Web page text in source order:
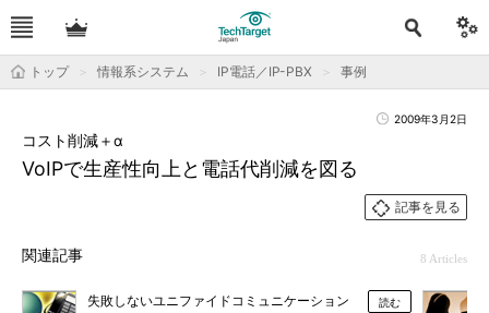
トップ 情報系システム IP電話／IP-PBX 事例
2009年3月2日
VoIPで生産性向上と電話代削減を図る
コスト削減＋α
記事を見る
関連記事 8 Articles
失敗しないユニファイドコミュニケーション
読む